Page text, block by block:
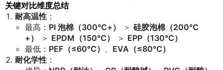
关键对比维度总结
耐高温性 ：
最高： PI 泡棉（300℃+） ＞ 硅胶泡棉（200℃
+）
＞ EPDM（150℃） ＞ EPP（130℃）
最低： PEF（≤60℃） 、 EVA（≤80℃）
耐化学性 ：